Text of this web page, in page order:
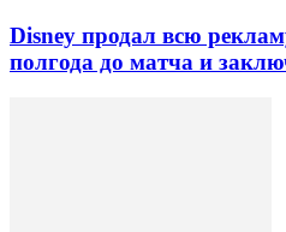
Disney продал всю
полгода до матча и